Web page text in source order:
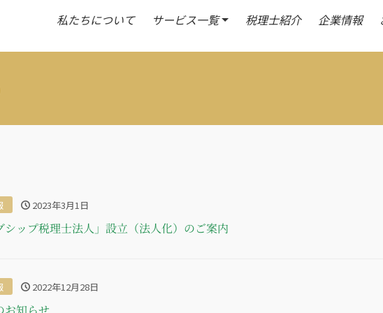
私たちについて サービス一覧 税理士紹介 企業情報
2023年3月1日
シップ税理士法人」設立（法人化）のご案内
2022年12月28日
お知らせ